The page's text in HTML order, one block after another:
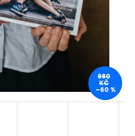
980
KČ
–60 %